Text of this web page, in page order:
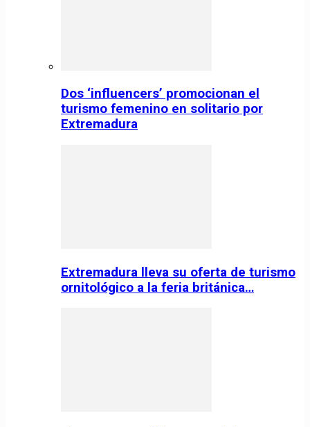
Dos ‘influencers’ promocionan el
turismo femenino en solitario por
Extremadura
Extremadura lleva su oferta de turismo
ornitológico a la feria británica…